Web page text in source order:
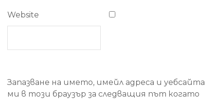
Website
Запазване на името, имейл адреса и уебсайта
ми в този браузър за следващия път когато